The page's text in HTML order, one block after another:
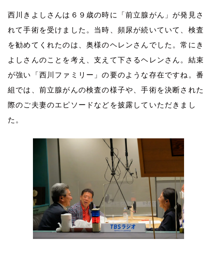
西川きよしさんは６９歳の時に「前立腺がん」が発見さ
れて手術を受けました。当時、頻尿が続いていて、検査
を勧めてくれたのは、奥様のヘレンさんでした。常にき
よしさんのことを考え、支えて下さるヘレンさん。結束
が強い「西川ファミリー」の要のような存在ですね。番
組では、前立腺がんの検査の様子や、手術を決断された
際のご夫妻のエピソードなどを披露していただきまし
た。